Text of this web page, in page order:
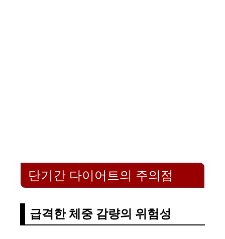
단기간 다이어트의 주의점
급격한 체중 감량의 위험성